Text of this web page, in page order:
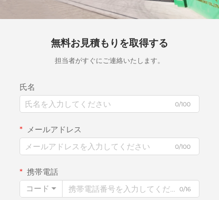
無料お見積もりを取得する
担当者がすぐにご連絡いたします。
氏名
0/100
メールアドレス
0/100
携帯電話
コード
0/16